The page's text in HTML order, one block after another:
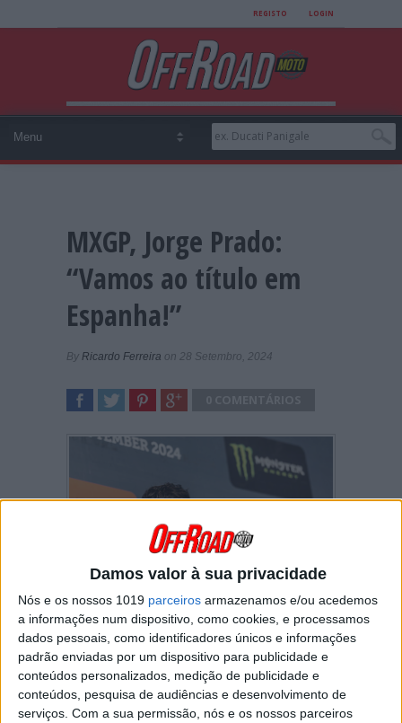
Damos valor à sua privacidade
Nós e os nossos 1019 parceiros armazenamos e/ou acedemos
a informações num dispositivo, como cookies, e processamos
dados pessoais, como identificadores únicos e informações
padrão enviadas por um dispositivo para publicidade e
conteúdos personalizados, medição de publicidade e
conteúdos, pesquisa de audiências e desenvolvimento de
serviços. Com a sua permissão, nós e os nossos parceiros
REGISTO LOGIN
MXGP, Jorge Prado:
“Vamos ao título em
Espanha!”
By Ricardo Ferreira on 28 Setembro, 2024
Jorge Prado está disposto a arriscar tudo
no Grande Prêmio MXGP de Castilla la
Mancha. O galego campeão do mundo terá
que derrotar um Tim Gajser que não cede
nem por nada.